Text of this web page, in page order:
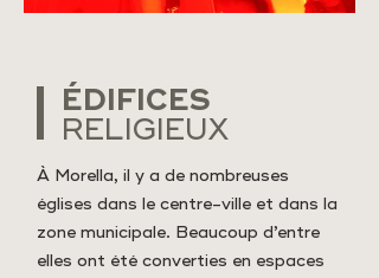
ÉDIFICES
RELIGIEUX
À Morella, il y a de nombreuses
églises dans le centre-ville et dans la
zone municipale. Beaucoup d’entre
elles ont été converties en espaces